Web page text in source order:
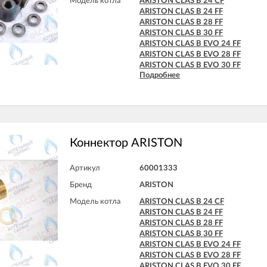
ARISTON EGIS PLUS 24 CF
ARISTON EGIS PLUS 24 CF-EU
ARISTON EGIS PLUS 24 FF
ARISTON GENUS 24 CF
ARISTON GENUS 24 FF
ARISTON GENUS 28 CF
ARISTON GENUS 28 FF
ARISTON GENUS EVO 30 CF
ARISTON GENUS EVO 30 FF
ARISTON GENUS EVO 35 FF
ARISTON GENUS X 24 CF
ARISTON GENUS X 30 CF
ARISTON GENUS X 30 FF
ARISTON GENUS X 32 FF
ARISTON GENUS X 35 FF
ARISTON HS X 15 CF
ARISTON HS X 15 FF
ARISTON CLAS B 24 FF
ARISTON CLAS B 28 FF
ARISTON CLAS B 30 FF
ARISTON CLAS B EVO 24 FF
ARISTON CLAS B EVO 28 FF
ARISTON CLAS B EVO 30 FF
ARISTON CLAS B X 24 FF
Подробнее
Коннектор ARISTON
Артикул 60001333
Бренд ARISTON
Модель котла
ARISTON CLAS B 24 CF
ARISTON CLAS B 24 FF
ARISTON CLAS B 28 FF
ARISTON CLAS B 30 FF
ARISTON CLAS B EVO 24 FF
ARISTON CLAS B EVO 28 FF